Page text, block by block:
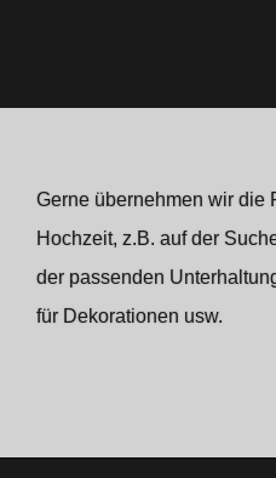
Gerne übernehmen wir die
Hochzeit, z.B. auf der
der passenden
für Dekorationen usw.